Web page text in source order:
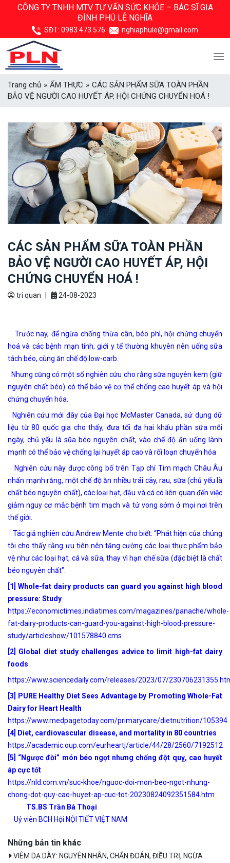
CÔNG TY TNHH MTV TƯ VẤN SỨC KHỎE – BÁC SĨ GIA
ĐÌNH PHÚ LỄ NGHĨA
SĐT: 0983 473 576 nghiaphule@gmail.com
Trang chủ » ẨM THỰC » CÁC SẢN PHẨM SỮA TOÀN PHẦN
BẢO VỆ NGƯỜI CAO HUYẾT ÁP, HỘI CHỨNG CHUYỂN HOÁ !
CÁC SẢN PHẨM SỮA TOÀN PHẦN
BẢO VỆ NGƯỜI CAO HUYẾT ÁP, HỘI
CHỨNG CHUYỂN HOÁ !
tri quan 24-08-2023
Trước nay, để ngừa chống thừa cân, béo phì, hội chứng chuyển
hoá và các bệnh mạn tính, giới y tế thường khuyên nên uống sữa
tách béo, cùng ăn chế độ low-carb.
Nhưng cũng có một số nghiên cứu cho rằng sữa nguyên kem (giữ
nguyên chất béo) có thể bảo vệ cơ thể chống cao huyết áp và hội
chứng chuyển hóa.
Nghiên cứu mới đây của Đại học McMaster Canada, sử dụng dữ
liệu từ 80 quốc gia cho thấy, đưa tối đa hai khẩu phần sữa mỗi
ngày, chủ yếu là sũa béo nguyên chất, vào chế độ ăn uống lành
mạnh có thể bảo vệ chống lại huyết áp cao và rối loạn chuyển hóa
Nghiên cứu này được công bố trên Tạp chí Tim mạch Châu Âu
nhấn mạnh rằng, một chế độ ăn nhiều trái cây, rau, sữa (chủ yếu là
chất béo nguyên chất), các loại hạt, đậu và cá có liên quan đến việc
giảm nguy cơ mắc bệnh tim mạch và tử vong sớm ở mọi nơi trên
thế giới.
Tác giả nghiên cứu Andrew Mente cho biết: “Phát hiện của chúng
tôi cho thấy rằng ưu tiên nên tăng cường các loại thực phẩm bảo
vệ như các loại hạt, cá và sữa, thay vì hạn chế sữa (đặc biệt là chất
béo nguyên chất”.
[1] Whole-fat dairy products can guard you against high blood
pressure: Study
https://economictimes.indiatimes.com/magazines/panache/whole-
fat-dairy-products-can-guard-you-against-high-blood-pressure-
study/articleshow/101578840.cms
[2] Global diet study challenges advice to limit high-fat dairy
foods
https://www.sciencedaily.com/releases/2023/07/
[3] PURE Healthy Diet Sees Advantage by Promoting Whole-Fat
Dairy for Heart Health
https://www.medpagetoday.com/primarycare/dietnutrition/105394
[4] Diet, cardiovascular disease, and mortality in 80 countries
https://academic.oup.com/eurheartj/article/44/28/2560/7192512
[5] “Ngược đời” món béo ngọt nhưng chống đột quỵ, cao huyết
áp cực tốt
https://nld.com.vn/suc-khoe/nguoc-doi-mon-beo-ngot-nhung-
chong-dot-quy-cao-huyet-ap-cuc-tot-20230824092351584.htm
TS.BS Trần Bá Thoại
Uỷ viên BCH Hội NỘI TIẾT VIỆT NAM
Những bản tin khác
VIÊM DẠ DÀY: NGUYÊN NHÂN, CHẨN ĐOÁN, ĐIỀU TRỊ, NGỪA